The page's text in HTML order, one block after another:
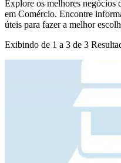
Explore os melhores negócios
em Comércio. Encontre
úteis para fazer a melhor
Exibindo de 1 a 3 de 3